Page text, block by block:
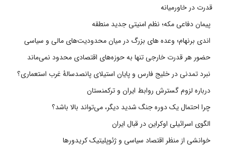
قدرت در خاورمیانه
پیمان دفاعی مکه؛ نظم امنیتی جدید منطقه
اندی برنهام؛ وعده های بزرگ در میان محدودیت‌های مالی و سیاسی
حضور هر قدرت خارجی تنها به حوزه‌های اقتصادی محدود نمی‌ماند
نبرد تمدنی در خلیج فارس و پایان استیلای پانصدسالۀ غرب استعماری؟
درباره لزوم گسترش روابط ایران و ترکمنستان
چرا احتمال یک دوره جنگ شدید دیگر، می‌تواند بالا باشد؟
الگوی اسرائیلی اوکراین در قبال ایران
خوانشی از منظر اقتصاد سیاسی و ژئوپلیتیک کریدورها